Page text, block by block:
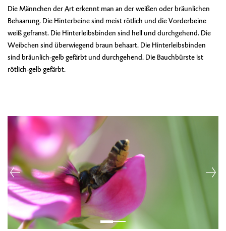
Die Männchen der Art erkennt man an der weißen oder bräunlichen
Behaarung. Die Hinterbeine sind meist rötlich und die Vorderbeine
weiß gefranst. Die Hinterleibsbinden sind hell und durchgehend. Die
Weibchen sind überwiegend braun behaart. Die Hinterleibsbinden
sind bräunlich-gelb gefärbt und durchgehend. Die Bauchbürste ist
rötlich-gelb gefärbt.